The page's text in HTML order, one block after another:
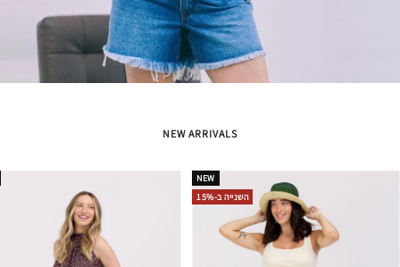
NEW ARRIVALS
NEW
השנייה ב-15%